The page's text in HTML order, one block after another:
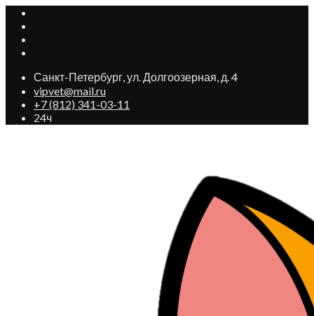
Санкт-Петербург, ул. Долгоозерная, д. 4
vipvet@mail.ru
+7 (812) 341-03-11
24ч